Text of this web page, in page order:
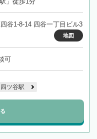
谷1-8-14 四谷一丁目ビル3
地図
可
四ツ谷駅